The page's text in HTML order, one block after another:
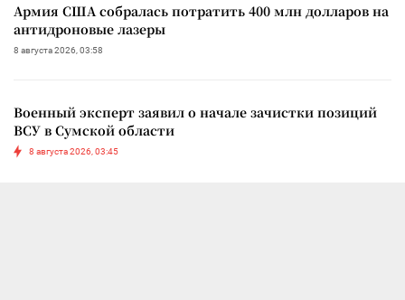
Армия США собралась потратить 400 млн долларов на
антидроновые лазеры
8 августа 2026, 03:58
Военный эксперт заявил о начале зачистки позиций
ВСУ в Сумской области
8 августа 2026, 03:45